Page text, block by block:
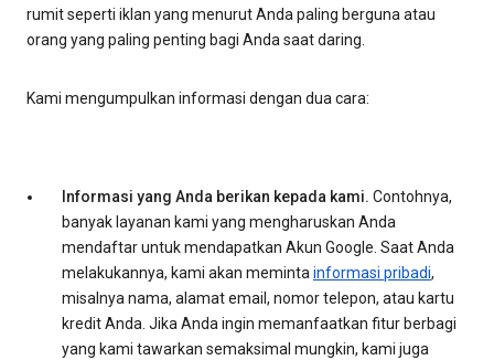
rumit seperti iklan yang menurut Anda paling berguna atau
orang yang paling penting bagi Anda saat daring.
Kami mengumpulkan informasi dengan dua cara:
Informasi yang Anda berikan kepada kami. Contohnya,
banyak layanan kami yang mengharuskan Anda
mendaftar untuk mendapatkan Akun Google. Saat Anda
melakukannya, kami akan memintainformasi pribadi,
misalnya nama, alamat email, nomor telepon, atau kartu
kredit Anda. Jika Anda ingin memanfaatkan fitur berbagi
yang kami tawarkan semaksimal mungkin, kami juga